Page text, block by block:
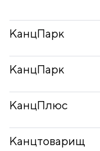
КанцПарк
КанцПарк
КанцПлюс
Канцтоварищ